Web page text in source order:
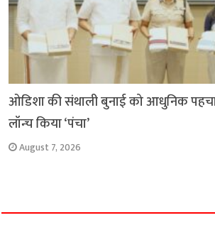
ओडिशा की संथाली बुनाई को आधुनिक
लॉन्च किया ‘पंचा’
August 7, 2026